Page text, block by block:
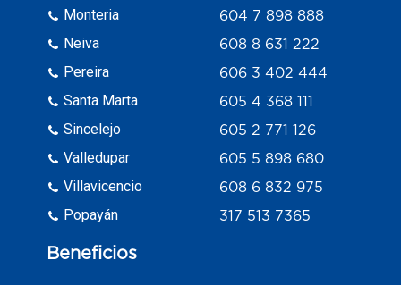
Monteria
Neiva
Pereira
Santa Marta
Sincelejo
Valledupar
Villavicencio
Popayán
604 7 898 888
608 8 631 222
606 3 402 444
605 4 368 111
605 2 771 126
605 5 898 680
608 6 832 975
317 513 7365
Beneficios